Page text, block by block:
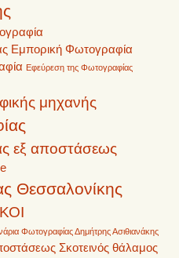
Εμπορική Φωτογραφία
Εφεύρεση της Φωτογραφίας
μηχανής
εξ αποστάσεως
Θεσσαλονίκης
Φωτογραφίας Δημήτρης Ασιθιανάκης
Σκοτεινός θάλαμος